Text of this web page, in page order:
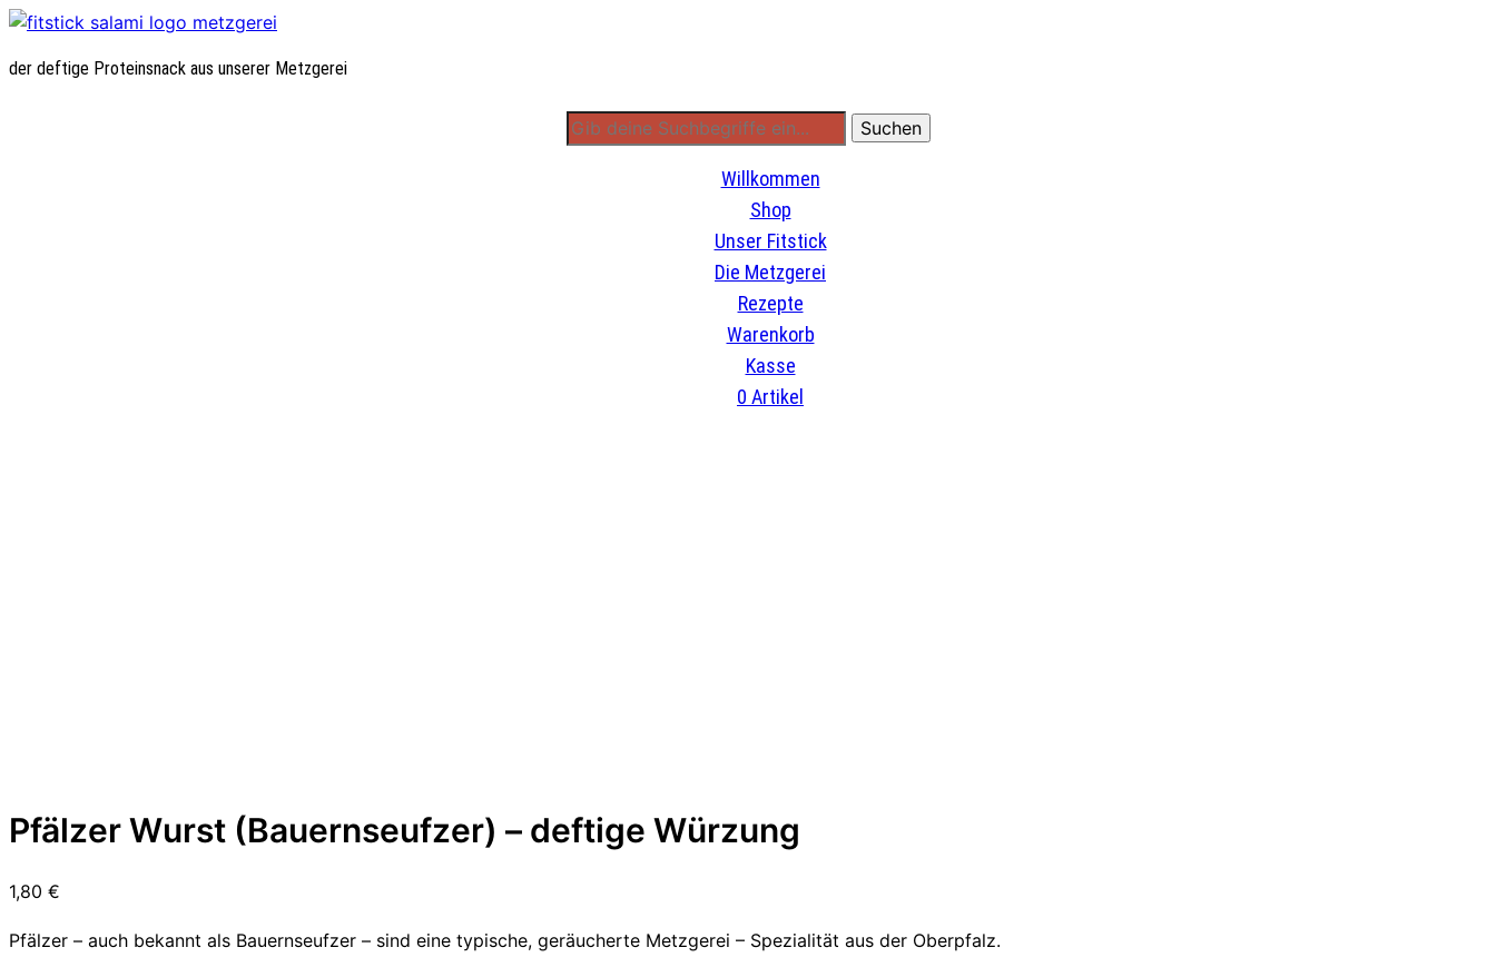
der deftige Proteinsnack aus unserer Metzgerei
Willkommen
Shop
Unser Fitstick
Die Metzgerei
Rezepte
Warenkorb
Kasse
0 Artikel
Pfälzer Wurst (Bauernseufzer) – deftige Würzung
1,80 €
Pfälzer – auch bekannt als Bauernseufzer – sind eine typische, geräucherte Metzgerei – Spezialität aus der Oberpfalz.